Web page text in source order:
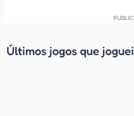
Últimos jogos que joguei